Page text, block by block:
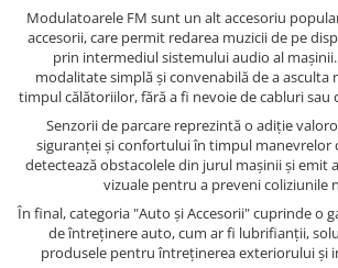
Modulatoarele FM sunt un alt accesoriu
accesorii, care permit redarea muzicii de pe
prin intermediul sistemului audio al
modalitate simplă și convenabilă de a asculta
timpul călătoriilor, fără a fi nevoie de cabluri sau
Senzorii de parcare reprezintă o adiție
siguranței și confortului în timpul manevrelor
detectează obstacolele din jurul mașinii și emit
vizuale pentru a preveni coliziunile
În final, categoria "Auto și Accesorii" cuprinde o
de întreținere auto, cum ar fi lubrifianții,
produsele pentru întreținerea exteriorului și